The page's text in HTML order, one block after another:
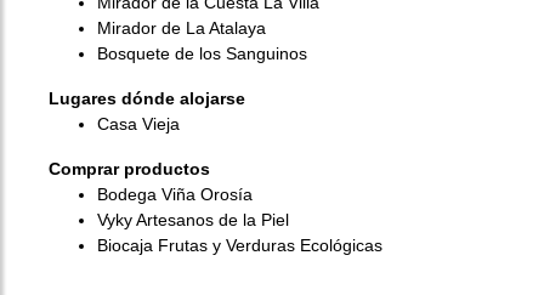
Mirador de La Atalaya
Bosquete de los Sanguinos
Lugares dónde alojarse
Casa Vieja
Comprar productos
Bodega Viña Orosía
Vyky Artesanos de la Piel
Biocaja Frutas y Verduras Ecológicas